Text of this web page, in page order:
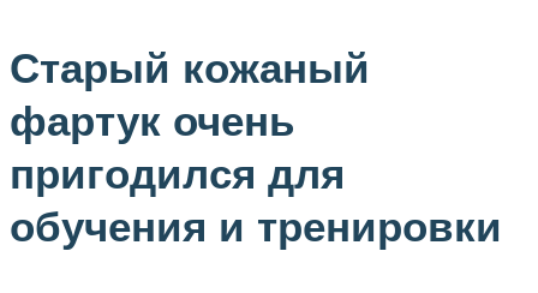
Старый кожаный
фартук очень
пригодился для
обучения и тренировки